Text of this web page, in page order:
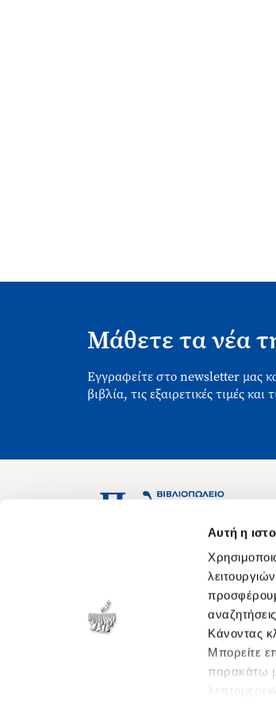
Αυτή η
Κάνοντας
Μπορείτε
παρακάτω
Μάθετε τα νέα
Εγγραφείτε στο newsletter μας
βιβλία, τις εξαιρετικές τιμές και
Ασκληπιού 1-3, Αθήνα 106 79